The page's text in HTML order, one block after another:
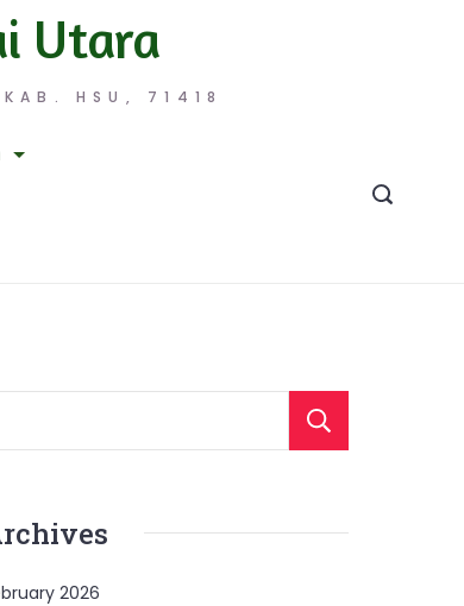
HSU, 71418
Utara
2026